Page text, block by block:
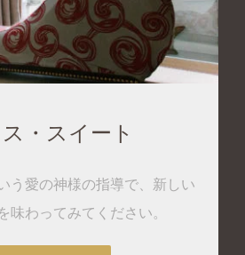
・スイート
う愛の神様の指導で、新しい
味わってみてください。